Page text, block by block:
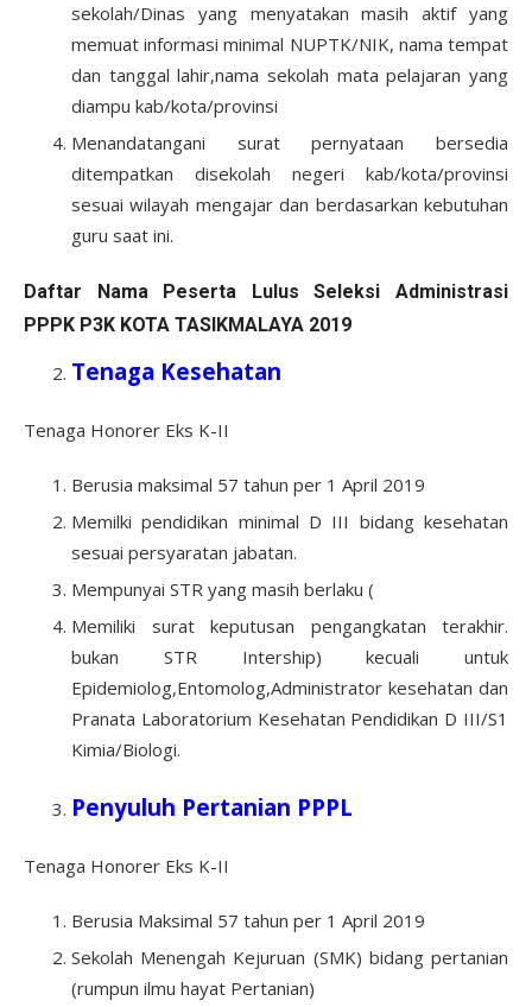
sekolah/Dinas yang menyatakan masih aktif yang
memuat informasi minimal NUPTK/NIK, nama tempat
dan tanggal lahir,nama sekolah mata pelajaran yang
diampu kab/kota/provinsi
Menandatangani surat pernyataan bersedia
ditempatkan disekolah negeri kab/kota/provinsi
sesuai wilayah mengajar dan berdasarkan kebutuhan
guru saat ini.
Daftar Nama Peserta Lulus Seleksi Administrasi
PPPK P3K KOTA TASIKMALAYA 2019
Tenaga Kesehatan
Tenaga Honorer Eks K-II
Berusia maksimal 57 tahun per 1 April 2019
Memilki pendidikan minimal D III bidang kesehatan
sesuai persyaratan jabatan.
Mempunyai STR yang masih berlaku (
Memiliki surat keputusan pengangkatan terakhir.
bukan STR Intership) kecuali untuk
Epidemiolog,Entomolog,Administrator kesehatan dan
Pranata Laboratorium Kesehatan Pendidikan D III/S1
Kimia/Biologi.
Penyuluh Pertanian PPPL
Tenaga Honorer Eks K-II
Berusia Maksimal 57 tahun per 1 April 2019
Sekolah Menengah Kejuruan (SMK) bidang pertanian
(rumpun ilmu hayat Pertanian)